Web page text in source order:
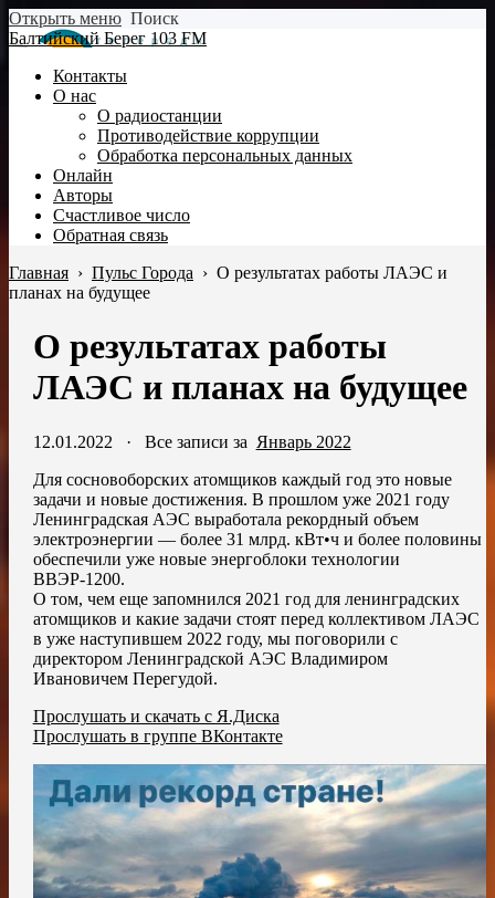
Открыть меню Поиск
Балтийский Берег 103 FM
Контакты
О нас
О радиостанции
Противодействие коррупции
Обработка персональных данных
Онлайн
Авторы
Счастливое число
Обратная связь
Главная › Пульс Города › О результатах работы ЛАЭС и
планах на будущее
О результатах работы
ЛАЭС и планах на будущее
12.01.2022 · Все записи за Январь 2022
Для сосновоборских атомщиков каждый год это новые
задачи и новые достижения. В прошлом уже 2021 году
Ленинградская АЭС выработала рекордный объем
электроэнергии — более 31 млрд. кВт•ч и более половины
обеспечили уже новые энергоблоки технологии
ВВЭР-1200.
О том, чем еще запомнился 2021 год для ленинградских
атомщиков и какие задачи стоят перед коллективом ЛАЭС
в уже наступившем 2022 году, мы поговорили с
директором Ленинградской АЭС Владимиром
Ивановичем Перегудой.
Прослушать и скачать с Я.Диска
Прослушать в группе ВКонтакте